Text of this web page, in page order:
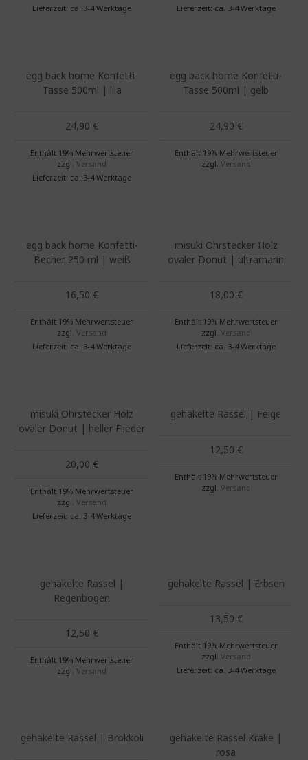
Lieferzeit: ca. 3-4 Werktage Lieferzeit: ca. 3-4 Werktage
egg back home Konfetti-
Tasse 500ml | lila
24,90 €
Enthält 19% Mehrwertsteuer
zzgl.Versand
Lieferzeit: ca. 3-4 Werktage
egg back home Konfetti-
Tasse 500ml | gelb
24,90 €
Enthält 19% Mehrwertsteuer
zzgl. Versand
egg back home Konfetti-
Becher 250 ml | weiß
16,50 €
Enthält 19% Mehrwertsteuer
zzgl.Versand
Lieferzeit: ca. 3-4 Werktage
misuki Ohrstecker Holz
ovaler Donut | ultramarin
18,00 €
Enthält 19% Mehrwertsteuer
zzgl. Versand
Lieferzeit: ca. 3-4 Werktage
misuki Ohrstecker Holz
ovaler Donut | heller Flieder
20,00 €
Enthält 19% Mehrwertsteuer
zzgl.Versand
Lieferzeit: ca. 3-4 Werktage
gehäkelte Rassel | Feige
12,50 €
Enthält 19% Mehrwertsteuer
zzgl. Versand
gehäkelte Rassel |
Regenbogen
12,50 €
Enthält 19% Mehrwertsteuer
zzgl.Versand
gehäkelte Rassel | Erbsen
13,50 €
Enthält 19% Mehrwertsteuer
zzgl. Versand
Lieferzeit: ca. 3-4 Werktage
gehäkelte Rassel | Brokkoli
gehäkelte Rassel Krake |
rosa